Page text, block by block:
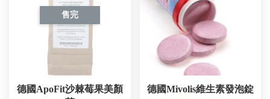
售完
德國ApoFit沙棘莓果美顏
德國Mivolis維生素發泡錠